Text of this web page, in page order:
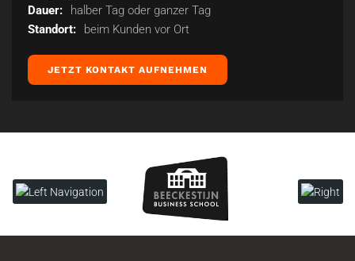
Dauer:
halber Tag oder ganzer Tag
Standort:
beim Kunden vor Ort
JETZT KONTAKT AUFNEHMEN